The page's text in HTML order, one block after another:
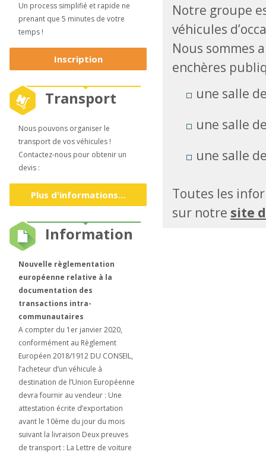
Un process simplifié et rapide ne
prenant que 5 minutes de votre
temps !
Inscription
Transport
Nous pouvons organiser le
transport de vos véhicules !
Contactez-nous pour obtenir un
devis :
Plus d'informations...
Information
Nouvelle règlementation
européenne relative à la
documentation des
transactions intra-
communautaires
A compter du 1er janvier 2020,
conformément au Règlement
Européen 2018/1912 DU CONSEIL,
l’acheteur d’un véhicule à
destination de l’Union Européenne
devra fournir au vendeur : Une
attestation écrite d’exportation
avant le 10ème du jour du mois
suivant la livraison Deux preuves
de transport : La Lettre de voiture
Notre groupe
véhicules
Nous sommes
enchères
une salle
une salle
une salle
Toutes les
sur notre site